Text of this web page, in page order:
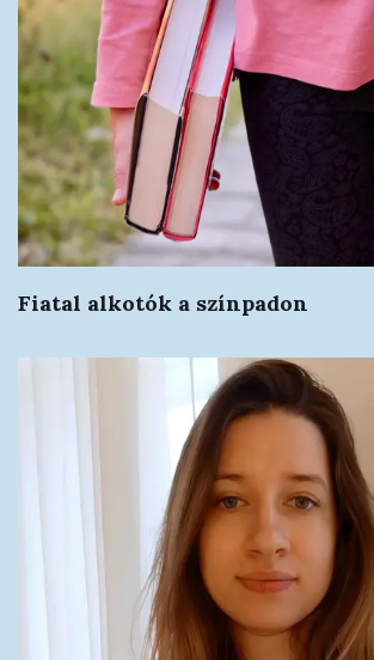
Fiatal alkotók a színpadon